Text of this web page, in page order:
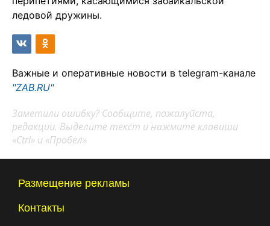
ледовой дружины.
Важные и оперативные новости в telegram-канале
"ZAB.RU"
Заметили ошибку? Сообщите, пожалуйста,
редакции. Выделите текст и нажмите клавиши
«Ctrl» и «Пробел»
Размещение рекламы
Контакты